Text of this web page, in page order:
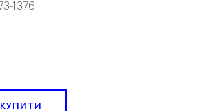
1376
КУПИТИ